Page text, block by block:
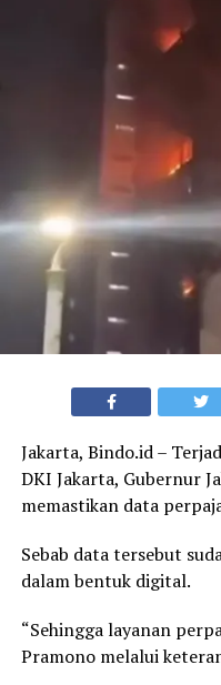
Jakarta, Bindo.id –
DKI Jakarta, Gubernur
memastikan data
Sebab data tersebut
dalam bentuk digital.
“Sehingga layanan
Pramono melalui